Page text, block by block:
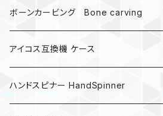
ボーンカービング Bone carving
アイコス互換機 ケース
ハンドスピナー HandSpinner